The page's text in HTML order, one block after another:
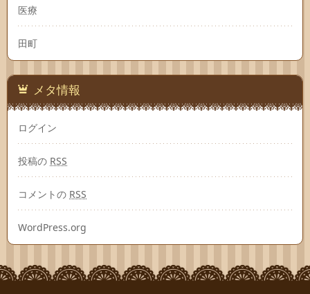
医療
田町
メタ情報
ログイン
投稿の RSS
コメントの RSS
WordPress.org